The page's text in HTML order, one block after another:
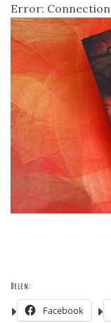
Error:
Delen:
Facebook